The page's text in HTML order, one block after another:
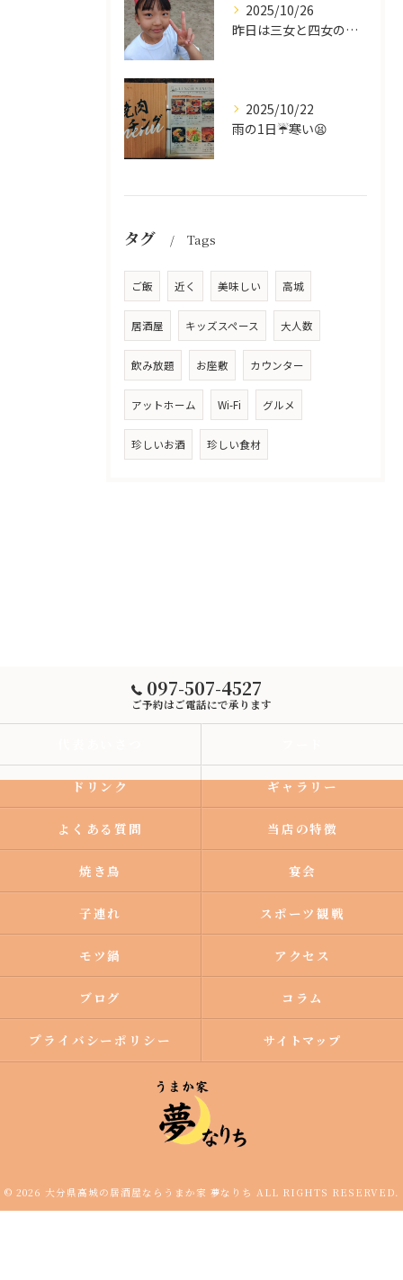
2025/10/26
昨日は三女と四女の運動会🥰
2025/10/22
雨の1日☔寒い😫
タグ Tags
ご飯 近く 美味しい 高城
居酒屋 キッズスペース 大人数
飲み放題 お座敷 カウンター
アットホーム Wi-Fi グルメ
珍しいお酒 珍しい食材
097-507-4527
ご予約はご電話にで承ります
ドリンク ギャラリー
よくある質問 当店の特徴
焼き鳥 宴会
子連れ スポーツ観戦
モツ鍋 アクセス
ブログ コラム
プライバシーポリシー サイトマップ
© 2026 大分県高城の居酒屋ならうまか家 夢なりち ALL RIGHTS RESERVED.